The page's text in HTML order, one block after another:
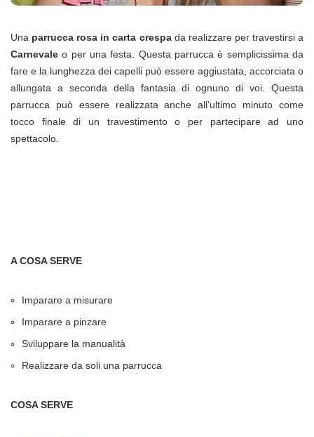
Una parrucca rosa in carta crespada realizzare per travestirsi a
Carnevale o per una festa. Questa parrucca è semplicissima da
fare e la lunghezza dei capelli può essere aggiustata, accorciata o
allungata a seconda della fantasia di ognuno di voi. Questa
parrucca può essere realizzata anche all’ultimo minuto come
tocco finale di un travestimento o per partecipare ad uno
spettacolo.
A COSA SERVE
Imparare a misurare
Imparare a pinzare
Sviluppare la manualità
Realizzare da soli una parrucca
COSA SERVE